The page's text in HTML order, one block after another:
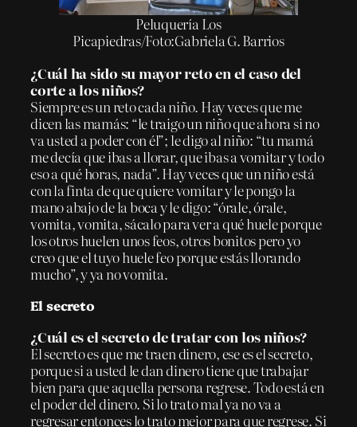
Peluquería Los
Picapiedras/Foto:Gabriela G. Barrios
¿Cuál ha sido su mayor reto en el caso del
corte a los niños?
Siempre es un reto cada niño. Hay veces que me
dicen las mamás: “le traigo un niño que ahora si no
va usted a poder con él”; le digo al niño: “tu mamá
me decía que ibas a llorar, que ibas a vomitar y todo
eso a qué horas, nada”. Hay veces que un niño está
con la finta de que quiere vomitar y le pongo la
mano abajo de la boca y le digo: “órale, órale,
vomita, vomita, sácalo para ver a qué huele porque
los otros huelen unos feos, otros bonitos pero yo
creo que el tuyo huele feo porque estás llorando
mucho”, y ya no vomita.
El secreto
¿Cuál es el secreto de tratar con los niños?
El secreto es que me traen dinero, ese es el secreto,
porque si a usted le dan dinero tiene que trabajar
bien para que aquella persona regrese. Todo está en
el poder del dinero. Si lo trato mal ya no va a
regresar entonces lo trato mejor para que regrese. Si